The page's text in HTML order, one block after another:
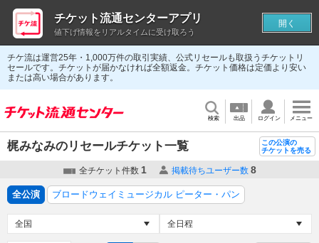
チケ流は運営25年・1,000万件の取引実績、公式リセールも取扱うチケットリ
セールです。チケットが届かなければ全額返金。チケット価格は定価より安い
または高い場合があります。
検索 出品 ログイン メニュー
梶みなみのリセールチケット一覧
この公演の
チケットを売る
全チケット件数 1 掲載待ちユーザー数 8
全公演 ブロードウェイミュージカル ピーター・パン
チケット流通センターアプリ
値下げ情報をリアルタイムに受け取ろう
開く